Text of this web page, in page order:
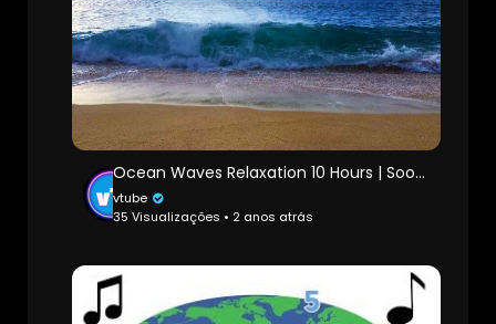
Ocean Waves Relaxation 10 Hours | Soothing Waves Crashing on Beach | White Noise for Sleep
vtube
35 Visualizações • 2 anos atrás